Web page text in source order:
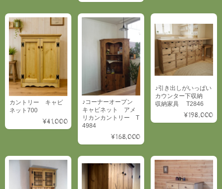
カントリー キャビ
ネット700
¥41,000
♪コーナーオープン
キャビネット アメ
リカンカントリー T
4984
¥168,000
♪引き出しがいっぱい
カウンター下収納
収納家具 T2846
¥198,000